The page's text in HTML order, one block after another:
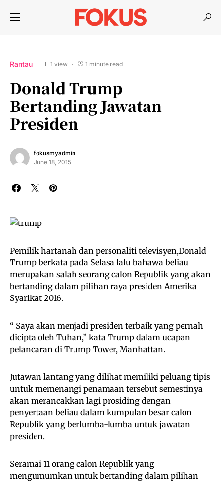
Rantau 1 view 1 minute read
Donald Trump
Bertanding Jawatan
Presiden
fokusmyadmin
June 18, 2015
Pemilik hartanah dan personaliti televisyen,Donald
Trump berkata pada Selasa lalu bahawa beliau
merupakan salah seorang calon Republik yang akan
bertanding dalam pilihan raya presiden Amerika
Syarikat 2016.
“ Saya akan menjadi presiden terbaik yang pernah
dicipta oleh Tuhan,” kata Trump dalam ucapan
pelancaran di Trump Tower, Manhattan.
Jutawan lantang yang dilihat memiliki peluang tipis
untuk memenangi penamaan tersebut semestinya
akan merancakkan lagi prosiding dengan
penyertaan beliau dalam kumpulan besar calon
Republik yang berlumba-lumba untuk jawatan
presiden.
Seramai 11 orang calon Republik yang
mengumumkan untuk bertanding dalam pilihan